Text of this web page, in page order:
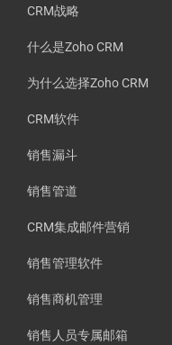
CRM战略
什么是Zoho CRM
为什么选择Zoho CRM
CRM软件
销售漏斗
销售管道
CRM集成邮件营销
销售管理软件
销售商机管理
销售人员专属邮箱